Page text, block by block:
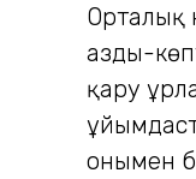
Орталық
азды-
қару
онымен